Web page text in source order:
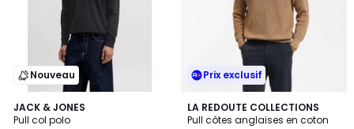
Nouveau
JACK & JONES
Pull col polo
Prix exclusif
LA REDOUTE COLLECTIONS
Pull côtes anglaises en coton
4,7
/ 5